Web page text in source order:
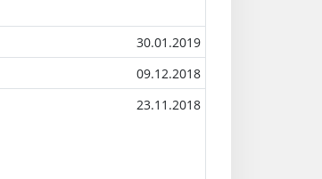
30.01.2019
09.12.2018
23.11.2018